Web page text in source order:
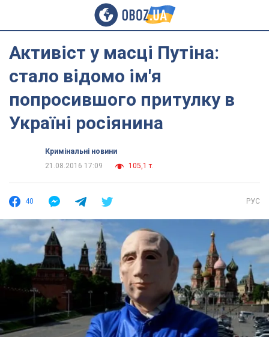
Активіст у масці Путіна:
стало відомо ім'я
попросившого притулку в
Україні росіянина
Кримінальні новини
21.08.2016 17:09
105,1 т.
40 РУС